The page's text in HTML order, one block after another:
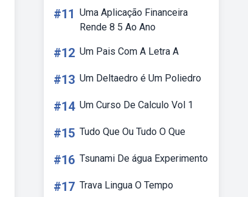
#11 Uma Aplicação Financeira
Rende 8 5 Ao Ano
#12 Um Pais Com A Letra A
#13 Um Deltaedro é Um Poliedro
#14 Um Curso De Calculo Vol 1
#15 Tudo Que Ou Tudo O Que
#16 Tsunami De água Experimento
#17 Trava Lingua O Tempo